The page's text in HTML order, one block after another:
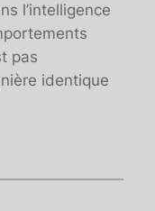
l’intelligence
pas
identique